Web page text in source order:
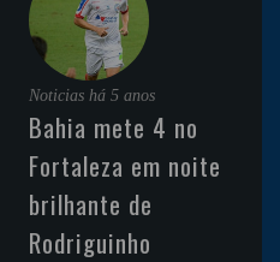
Noticias há 5 anos
Bahia mete 4 no
Fortaleza em noite
brilhante de
Rodriguinho